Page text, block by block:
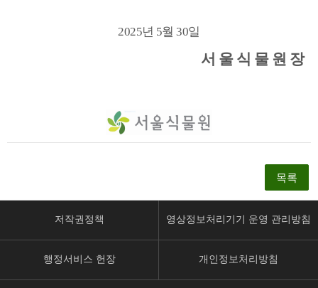
2025년 5월30일
서 울 식 물 원 장
목록
저작권정책 영상정보처리기기 운영 관리방침
행정서비스 헌장 개인정보처리방침